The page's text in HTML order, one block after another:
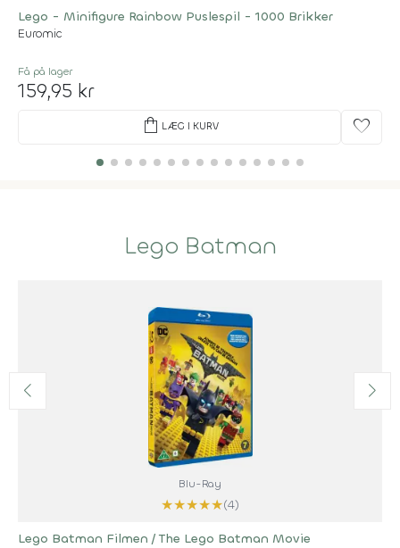
Lego - Minifigure Rainbow Puslespil - 1000 Brikker
Euromic
Få på lager
159,95 kr
shopping_bag LÆG I KURV favorite
Lego Batman
Blu-Ray
★★★★★(4)
Lego Batman Filmen / The Lego Batman Movie